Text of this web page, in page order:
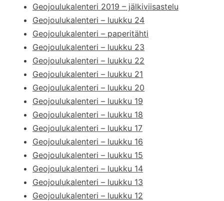
Geojoulukalenteri 2019 – jälkiviisastelu
Geojoulukalenteri – luukku 24
Geojoulukalenteri – paperitähti
Geojoulukalenteri – luukku 23
Geojoulukalenteri – luukku 22
Geojoulukalenteri – luukku 21
Geojoulukalenteri – luukku 20
Geojoulukalenteri – luukku 19
Geojoulukalenteri – luukku 18
Geojoulukalenteri – luukku 17
Geojoulukalenteri – luukku 16
Geojoulukalenteri – luukku 15
Geojoulukalenteri – luukku 14
Geojoulukalenteri – luukku 13
Geojoulukalenteri – luukku 12